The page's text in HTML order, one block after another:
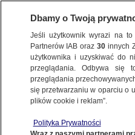
POZNAŃ
Dbamy o Twoją
Jeśli użytkownik wyrazi na
Partnerów IAB oraz30 innych
użytkownika i uzyskiwać do
przeglądania. Odbywa się
przeglądania
się przetwarzaniu w oparciu o
plików cookie i reklam”.
Polityka Prywatności